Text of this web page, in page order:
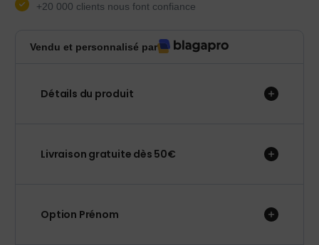
+20 000 clients nous font confiance
Vendu et personnalisé par
Détails du produit
Livraison gratuite dès 50€
Option Prénom